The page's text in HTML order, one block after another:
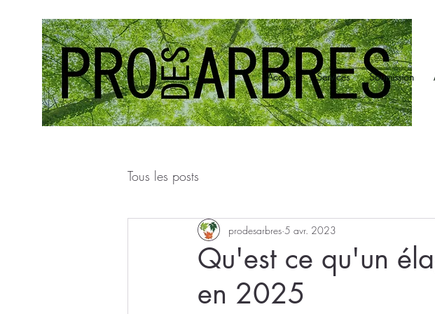
Accueil Services Soumission
Tous les posts
Qu'est ce qu'un
en 2025
prodesarbres 5 avr. 2023